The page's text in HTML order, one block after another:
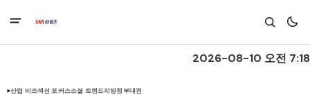
2026-08-10 오전 7:18
산업 비즈섹션 포커스소셜 트렌드지방정부대전